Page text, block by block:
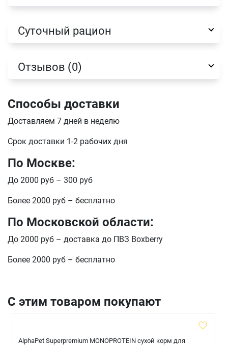
Суточный рацион
Отзывов (0)
Способы доставки
Доставляем 7 дней в неделю
Срок доставки 1-2 рабочих дня
По Москве:
До 2000 руб – 300 руб
Более 2000 руб – бесплатно
По Московской области:
До 2000 руб – доставка до ПВЗ Boxberry
Более 2000 руб – бесплатно
С этим товаром покупают
AlphaPet Superpremium MONOPROTEIN сухой корм для
Продолжить покупки
Имя
Телефон
E-mail
отправить